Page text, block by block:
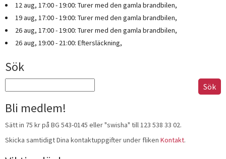
12 aug, 17:00 - 19:00: Turer med den gamla brandbilen,
19 aug, 17:00 - 19:00: Turer med den gamla brandbilen,
26 aug, 17:00 - 19:00: Turer med den gamla brandbilen,
26 aug, 19:00 - 21:00: Eftersläckning,
Sök
efter:
Bli medlem!
Sätt in 75 kr på BG 543-0145 eller "swisha" till 123 538 33 02.
Skicka samtidigt Dina kontaktuppgifter under fliken Kontakt.